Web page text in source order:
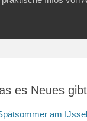
es Neues
am